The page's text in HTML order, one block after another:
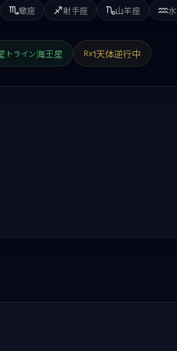
蠍座 射手座 山羊座
トライン海王星 Rx1天体逆行中